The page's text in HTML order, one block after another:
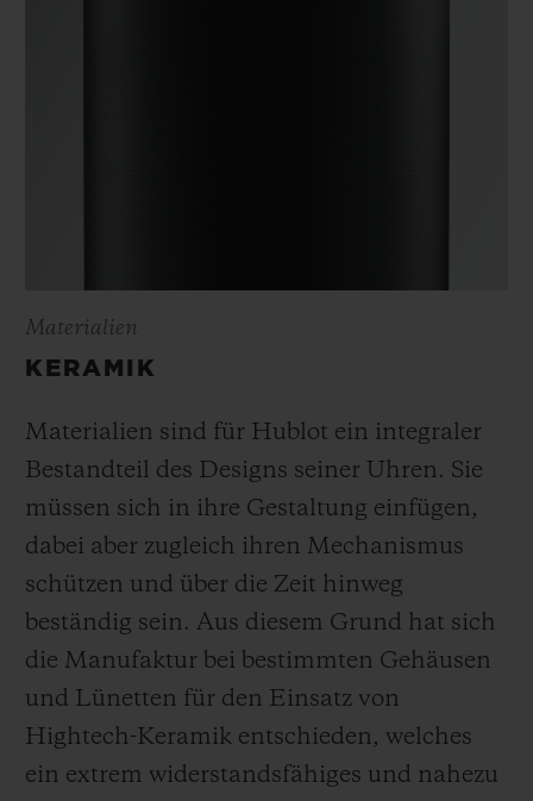
Materialien
KERAMIK
Materialien sind für Hublot ein integraler
Bestandteil des Designs seiner Uhren. Sie
müssen sich in ihre Gestaltung einfügen,
dabei aber zugleich ihren Mechanismus
schützen und über die Zeit hinweg
beständig sein. Aus diesem Grund hat sich
die Manufaktur bei bestimmten Gehäusen
und Lünetten für den Einsatz von
Hightech-Keramik entschieden, welches
ein extrem widerstandsfähiges und nahezu